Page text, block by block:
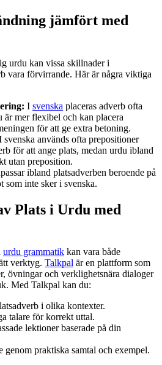
jämfört med
urdu kan vissa skillnader i
vara förvirrande. Här är några viktiga
I svenska placeras adverb ofta
är mer flexibel och kan placera
för att ge extra betoning.
svenska används ofta prepositioner
för att ange plats, medan urdu ibland
utan preposition.
ibland platsadverben beroende på
som inte sker i svenska.
Plats i Urdu med
urdu grammatik kan vara både
verktyg. Talkpal är en plattform som
övningar och verklighetsnära dialoger
Med Talkpal kan du:
i olika kontexter.
talare för korrekt uttal.
lektioner baserade på din
genom praktiska samtal och exempel.